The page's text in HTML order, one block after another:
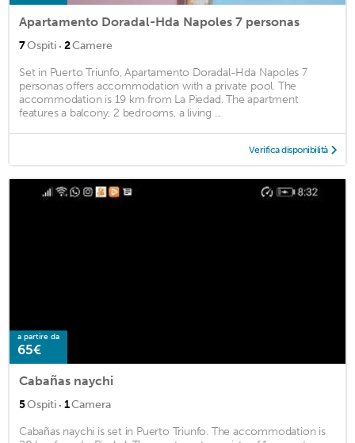
Apartamento Doradal-Hda Napoles 7 personas
7Ospiti · 2Camere
Set in Puerto Triunfo, Apartamento Doradal-Hda Napoles 7
personas offers accommodation with a private pool. The
accommodation is 19 km from La Piedad. The apartment
features a balcony, 2 bedrooms, a living ...
Verifica disponibilità
a partire da
65€
Cabañas naychi
5Ospiti · 1Camera
Cabañas naychi is set in Puerto Triunfo. The accommodation is